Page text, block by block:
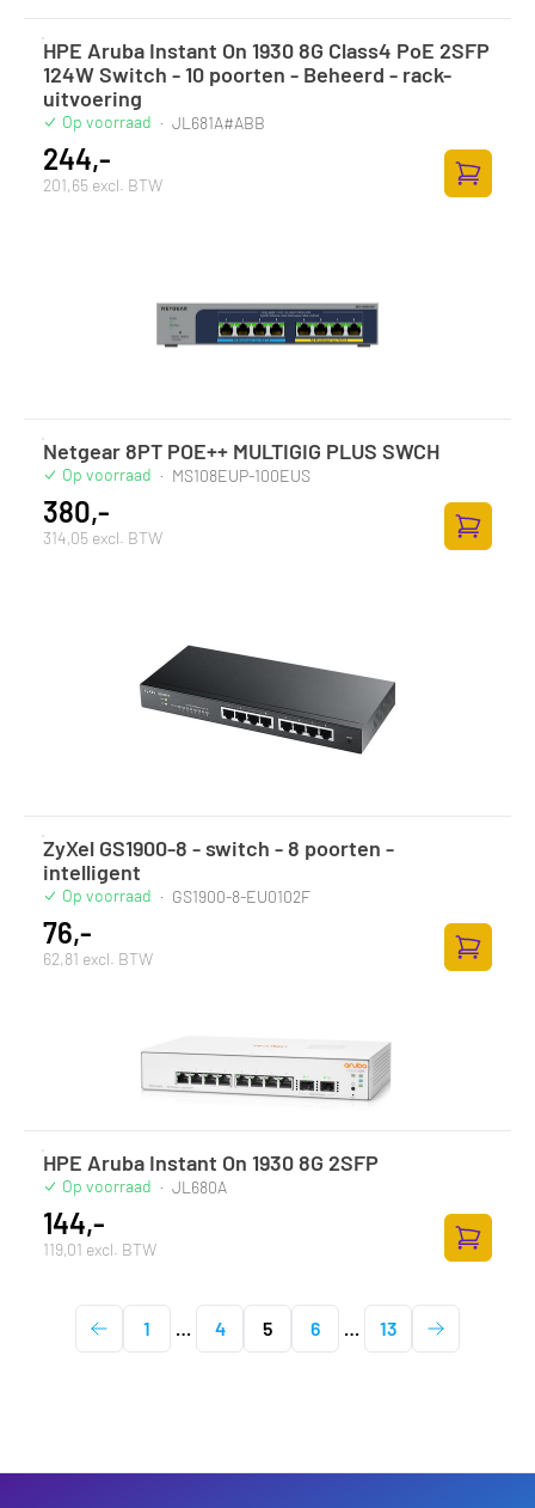
HPE Aruba Instant On 1930 8G Class4 PoE 2SFP
124W Switch - 10 poorten - Beheerd - rack-
uitvoering
Op voorraad · JL681A#ABB
244,-
201,65 excl. BTW
Netgear 8PT POE++ MULTIGIG PLUS SWCH
Op voorraad · MS108EUP-100EUS
380,-
314,05 excl. BTW
ZyXel GS1900-8 - switch - 8 poorten -
intelligent
Op voorraad · GS1900-8-EU0102F
76,-
62,81 excl. BTW
HPE Aruba Instant On 1930 8G 2SFP
Op voorraad · JL680A
144,-
119,01 excl. BTW
1 … 4 5 6 … 13